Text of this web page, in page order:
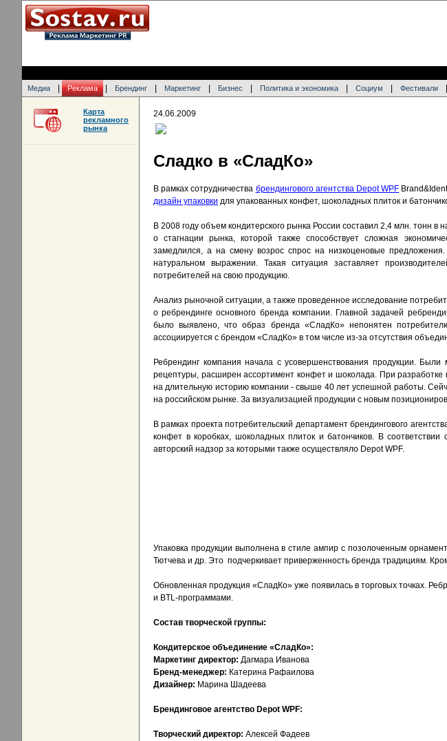
Медиа Реклама Брендинг Маркетинг Бизнес Политика и экономика Социум Фестивали
24.06.2009
Сладко в «СладКо»
В рамках сотрудничества брендингового агентства Depot WPF
дизайн упаковки для упакованных конфет, шоколадных плиток и
В 2008 году объем кондитерского рынка России составил 2,4 млн. тонн
о стагнации рынка, которой также способствует сложная
замедлился, а на смену возрос спрос на низкоценовые
натуральном выражении. Такая ситуация заставляет
потребителей на свою продукцию.
Анализ рыночной ситуации, а также проведенное исследование
о ребрендинге основного бренда компании. Главной задачей
было выявлено, что образ бренда «СладКо» непонятен
ассоциируется с брендом «СладКо» в том числе из-за отсутствия
Ребрендинг компания начала с усовершенствования продукции.
рецептуры, расширен ассортимент конфет и шоколада. При
на длительную историю компании - свыше 40 лет успешной работы.
на российском рынке. За визуализацией продукции с новым
В рамках проекта потребительский департамент брендингового
конфет в коробках, шоколадных плиток и батончиков. В
авторский надзор за которыми также осуществляло Depot WPF.
Упаковка продукции выполнена в стиле ампир с позолоченным
Тютчева и др. Это подчеркивает приверженность бренда традициям.
Обновленная продукция «СладКо» уже появилась в торговых точках.
и BTL-программами.
Состав творческой группы:
Кондитерское объединение «СладКо»:
Маркетинг директор: Дагмара Иванова
Бренд-менеджер: Катерина Рафаилова
Дизайнер: Марина Шадеева
Брендинговое агентство Depot WPF:
Творческий директор: Алексей Фадеев
Карта
рекламного
рынка